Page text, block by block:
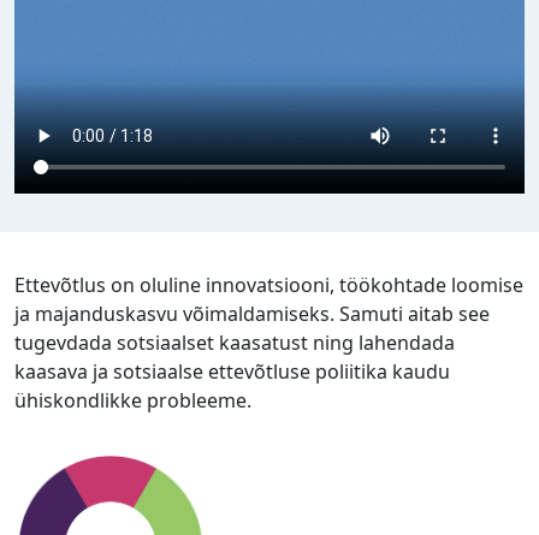
Ettevõtlus on oluline innovatsiooni, töökohtade loomise
ja majanduskasvu võimaldamiseks. Samuti aitab see
tugevdada sotsiaalset kaasatust ning lahendada
kaasava ja sotsiaalse ettevõtluse poliitika kaudu
ühiskondlikke probleeme.